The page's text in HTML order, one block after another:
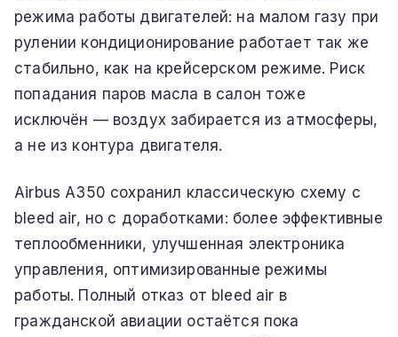
режима работы двигателей: на малом газу при
рулении кондиционирование работает так же
стабильно, как на крейсерском режиме. Риск
попадания паров масла в салон тоже
исключён — воздух забирается из атмосферы,
а не из контура двигателя.
Airbus A350 сохранил классическую схему с
bleed air, но с доработками: более эффективные
теплообменники, улучшенная электроника
управления, оптимизированные режимы
работы. Полный отказ от bleed air в
гражданской авиации остаётся пока